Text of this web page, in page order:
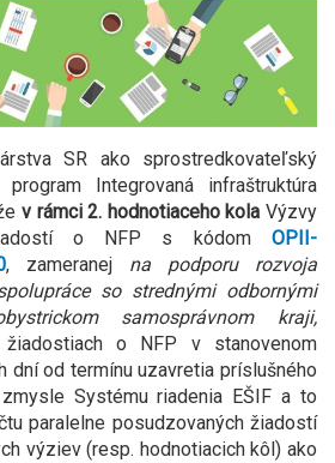
SR ako sprostredkovateľský
Integrovaná infraštruktúra
v rámci 2. hodnotiaceho kola Výzvy
o NFP s kódom OPII-
, zameranej na podporu rozvoja
so strednými odbornými
samosprávnom kraji,
o NFP v stanovenom
dní od termínu uzavretia príslušného
Systému riadenia EŠIF a to
paralelne posudzovaných žiadostí
výziev (resp. hodnotiacich kôl) ako